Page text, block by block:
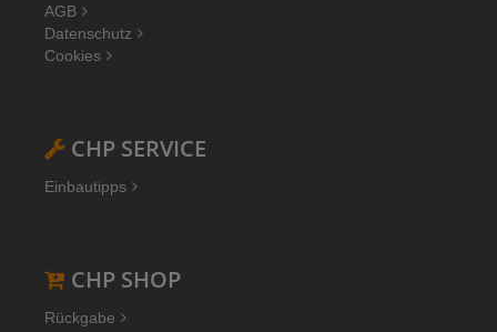
AGB
Datenschutz
Cookies
CHP SERVICE
Einbautipps
CHP SHOP
Rückgabe